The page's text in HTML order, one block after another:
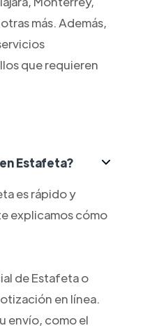
más. Además,
que requieren
Estafeta?
es rápido y
explicamos cómo
de Estafeta o
en línea.
envío, como el